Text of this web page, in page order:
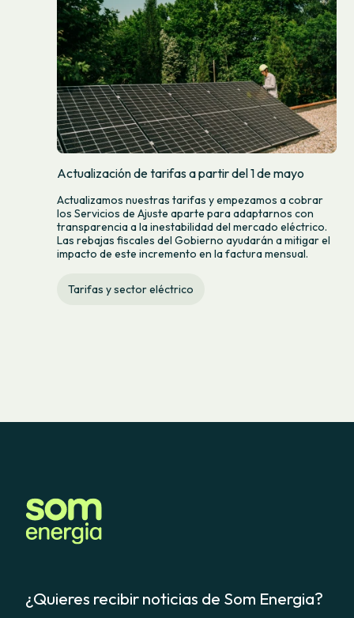
Actualización de tarifas a partir del 1 de mayo
Actualizamos nuestras tarifas y empezamos a cobrar
los Servicios de Ajuste aparte para adaptarnos con
transparencia a la inestabilidad del mercado eléctrico.
Las rebajas fiscales del Gobierno ayudarán a mitigar el
impacto de este incremento en la factura mensual.
Tarifas y sector eléctrico
¿Quieres recibir noticias de Som Energia?